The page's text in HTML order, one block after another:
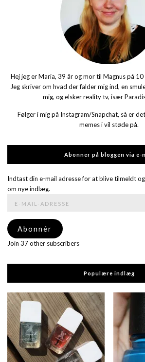
Hej jeg er Maria, 39 år og mor til Magnus på
Jeg skriver om hvad der falder mig ind, en
mig, og elsker reality tv, især
Følger i mig på Instagram/Snapchat, så er
memes i vil støde på.
Abonner på bloggen via e-
Indtast din e-mail adresse for at blive tilmeldt
om nye indlæg.
adresse
Abonnér
Join 37 other subscribers
Populære indlæg